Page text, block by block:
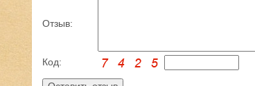
Отзыв:
Код: